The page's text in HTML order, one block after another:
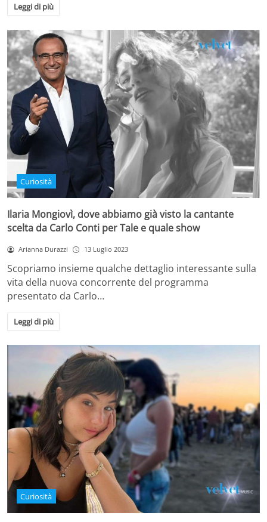
Leggi di più
Curiosità
Ilaria Mongiovì, dove abbiamo già visto la cantante
scelta da Carlo Conti per Tale e quale show
Arianna Durazzi 13 Luglio 2023
Scopriamo insieme qualche dettaglio interessante sulla
vita della nuova concorrente del programma
presentato da Carlo…
Leggi di più
Curiosità